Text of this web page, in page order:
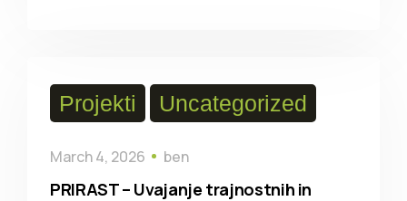
Projekti Uncategorized
March 4, 2026 ben
PRIRAST – Uvajanje trajnostnih in